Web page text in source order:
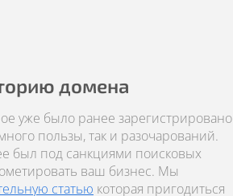
домена
уже было ранее зарегистрировано
пользы, так и разочарований.
был под санкциями поисковых
ваш бизнес. Мы
статью которая пригодиться